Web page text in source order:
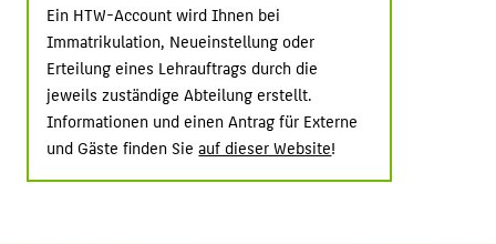
Ein HTW-Account wird Ihnen bei
Immatrikulation, Neueinstellung oder
Erteilung eines Lehrauftrags durch die
jeweils zuständige Abteilung erstellt.
Informationen und einen Antrag für Externe
und Gäste finden Sieauf dieser Website!